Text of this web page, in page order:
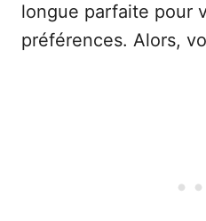
longue parfaite pour
préférences. Alors,